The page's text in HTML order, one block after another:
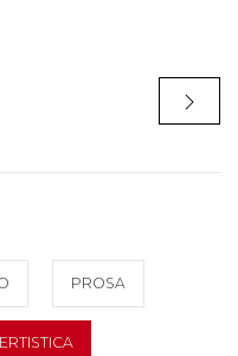
PROSA